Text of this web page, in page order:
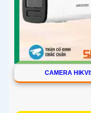
CAMERA